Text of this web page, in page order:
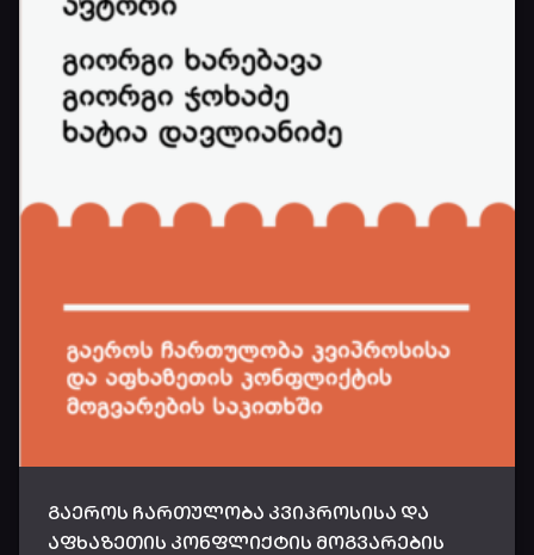
ᲒᲐᲔᲠᲝᲡ ᲩᲐᲠᲗᲣᲚᲝᲑᲐ ᲙᲕᲘᲞᲠᲝᲡᲘᲡᲐ ᲓᲐ
ᲐᲤᲮᲐᲖᲔᲗᲘᲡ ᲙᲝᲜᲤᲚᲘᲥᲢᲘᲡ ᲛᲝᲒᲕᲐᲠᲔᲑᲘᲡ